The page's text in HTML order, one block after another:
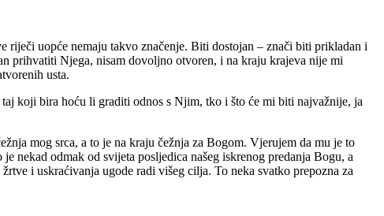
riječi uopće nemaju takvo značenje. Biti dostojan – znači biti prikladan i
prihvatiti Njega, nisam dovoljno otvoren, i na kraju krajeva nije mi
usta.
koji bira hoću li graditi odnos s Njim, tko i što će mi biti najvažnije, ja
mog srca, a to je na kraju čežnja za Bogom. Vjerujem da mu je to
nekad odmak od svijeta posljedica našeg iskrenog predanja Bogu, a
i uskraćivanja ugode radi višeg cilja. To neka svatko prepozna za